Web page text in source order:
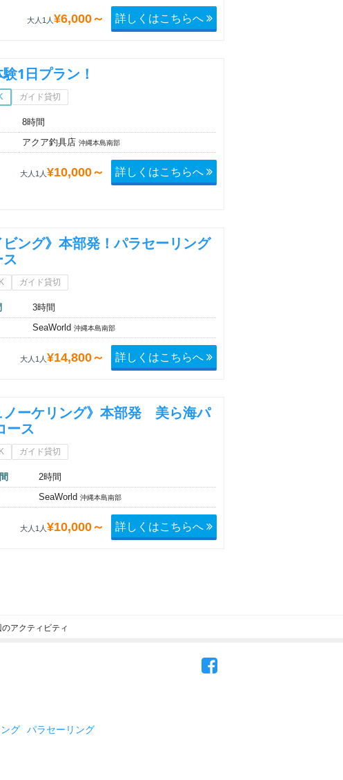
大人1人 ¥6,000～ 詳しくはこちらへ
1日プラン！
ガイド貸切
8時間
アクア釣具店沖縄本島南部
大人1人 ¥10,000～ 詳しくはこちらへ
ング》本部発！パラセーリング
ガイド貸切
3時間
SeaWorld沖縄本島南部
大人1人 ¥14,800～ 詳しくはこちらへ
ノーケリング》本部発 美ら海パ
ース
ガイド貸切
2時間
SeaWorld沖縄本島南部
大人1人 ¥10,000～ 詳しくはこちらへ
アクティビティ
ング パラセーリング